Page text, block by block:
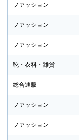
ファッション
ファッション
ファッション
靴・衣料・雑貨
総合通販
ファッション
ファッション